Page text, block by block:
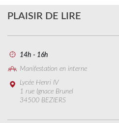
PLAISIR DE LIRE
14h - 16h
Manifestation en interne
Lycée Henri IV
1 rue Ignace Brunel
34500 BEZIERS